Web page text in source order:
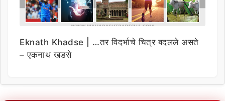
Eknath Khadse | …तर विदर्भाचे चित्र बदलले असते
– एकनाथ खडसे